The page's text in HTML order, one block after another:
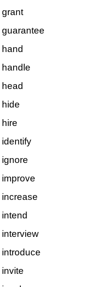
grant
guarantee
hand
handle
head
hide
hire
identify
ignore
improve
increase
intend
interview
introduce
invite